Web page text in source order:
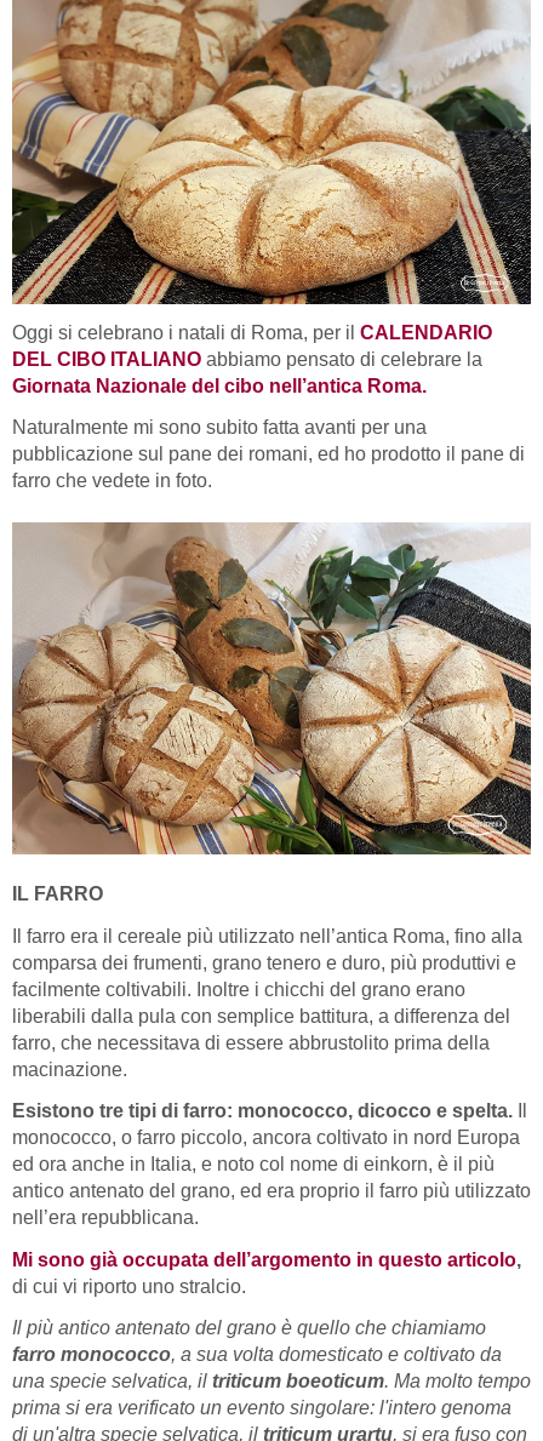
Oggi si celebrano i natali di Roma, per il CALENDARIO
DEL CIBO ITALIANO abbiamo pensato di celebrare la
Giornata Nazionale del cibo nell’antica Roma.
Naturalmente mi sono subito fatta avanti per una
pubblicazione sul pane dei romani, ed ho prodotto il pane di
farro che vedete in foto.
IL FARRO
Il farro era il cereale più utilizzato nell’antica Roma, fino alla
comparsa dei frumenti, grano tenero e duro, più produttivi e
facilmente coltivabili. Inoltre i chicchi del grano erano
liberabili dalla pula con semplice battitura, a differenza del
farro, che necessitava di essere abbrustolito prima della
macinazione.
Esistono tre tipi di farro: monococco, dicocco e spelta.
monococco, o farro piccolo, ancora coltivato in nord Europa
ed ora anche in Italia, e noto col nome di einkorn, è il più
antico antenato del grano, ed era proprio il farro più utilizzato
nell’era repubblicana.
Mi sono già occupata dell’argomento in questo articolo,
di cui vi riporto uno stralcio.
Il più antico antenato del grano è quello che chiamiamo
farro monococco, a sua volta domesticato e coltivato da
una specie selvatica, il triticum boeoticum. Ma molto tempo
prima si era verificato un evento singolare: l'intero genoma
di un'altra specie selvatica, il triticum urartu, si era fuso con